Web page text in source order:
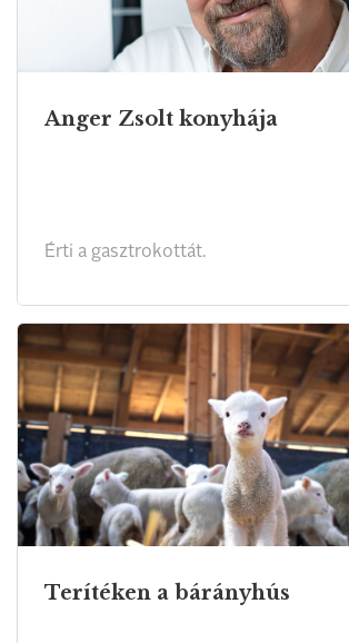
Anger Zsolt konyhája
Érti a gasztrokottát.
Terítéken a bárányhús